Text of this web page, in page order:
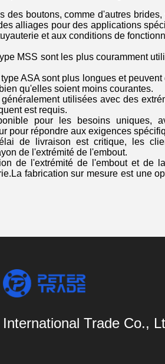
des boutons, comme d'autres
alliages pour des applications
et aux conditions de
MSS sont les plus couramment
ASA sont plus longues et
qu'elles soient moins courantes.
utilisées avec des
est requis.
pour les besoins uniques,
pour répondre aux exigences
de livraison est critique, les
de l'extrémité de l'embout.
de l'extrémité de l'embout et de
fabrication sur mesure est une
Trade Co.,